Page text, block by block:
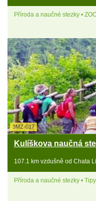
Příroda a naučné stezky •
3MZ-017
Kulíškova naučná
107.1 km vzdušně od Chata
Příroda a naučné stezky •